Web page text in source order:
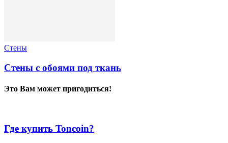
Стены
Стены с обоями под ткань
Это Вам может пригодиться!
Где купить Toncoin?